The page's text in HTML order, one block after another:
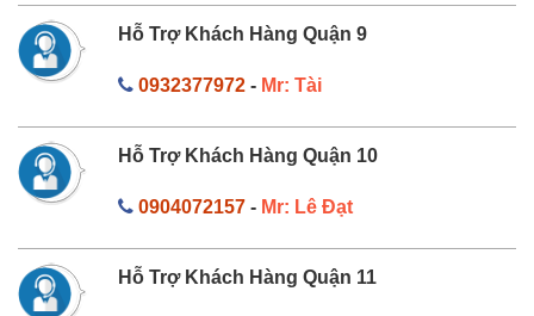
Hỗ Trợ Khách Hàng Quận 9
0932377972- Mr: Tài
Hỗ Trợ Khách Hàng Quận 10
0904072157- Mr: Lê Đạt
Hỗ Trợ Khách Hàng Quận 11